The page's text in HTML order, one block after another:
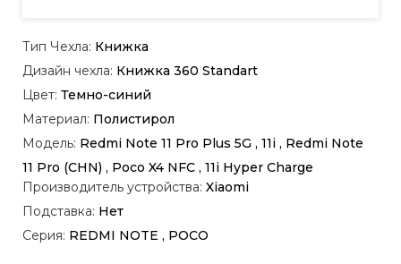
Тип Чехла: Книжка
Дизайн чехла: Книжка 360 Standart
Цвет: Темно-синий
Материал: Полистирол
Модель: Redmi Note 11 Pro Plus 5G , 11i , Redmi Note
11 Pro (CHN) , Poco X4 NFC , 11i Hyper Charge
Производитель устройства: Xiaomi
Подставка: Нет
Серия: REDMI NOTE , POCO